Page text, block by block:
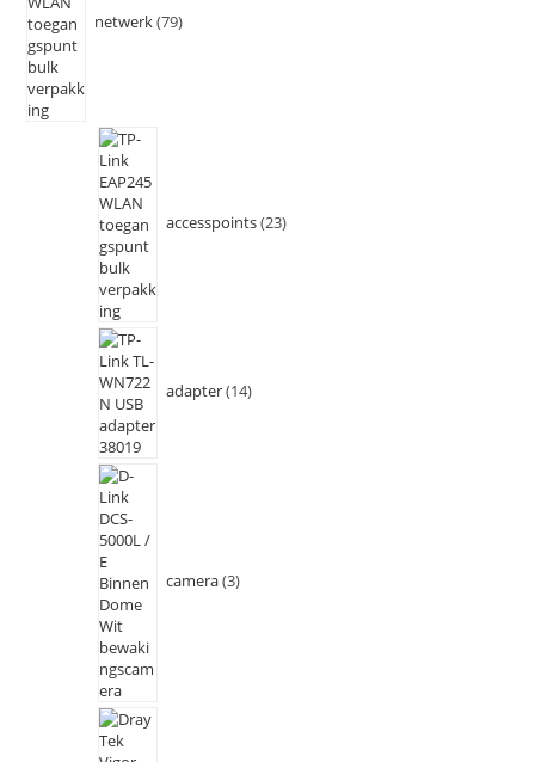
netwerk 79
accesspoints 23
adapter 14
camera 3